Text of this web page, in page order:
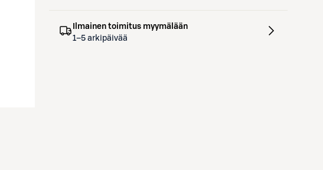
Ilmainen toimitus myymälään
1–5 arkipäivää